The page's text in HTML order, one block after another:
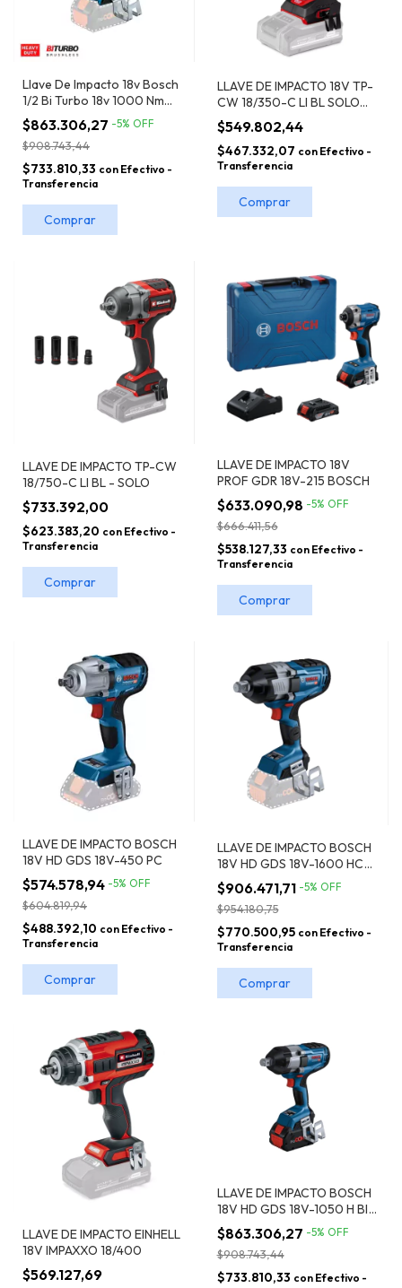
Llave De Impacto 18v Bosch
1/2 Bi Turbo 18v 1000 Nm
Gds 18v-1000 Sb S/bat
$863.306,27 -5% OFF
$908.743,44
$733.810,33 con Efectivo -
Transferencia
LLAVE DE IMPACTO 18V TP-
CW 18/350-C LI BL SOLO
EINHELL
$549.802,44
$467.332,07 con Efectivo -
Transferencia
LLAVE DE IMPACTO TP-CW
18/750-C LI BL - SOLO
$733.392,00
$623.383,20 con Efectivo -
Transferencia
LLAVE DE IMPACTO 18V
PROF GDR 18V-215 BOSCH
$633.090,98 -5% OFF
$666.411,56
$538.127,33 con Efectivo -
Transferencia
LLAVE DE IMPACTO BOSCH
18V HD GDS 18V-450 PC
$574.578,94 -5% OFF
$604.819,94
$488.392,10 con Efectivo -
Transferencia
LLAVE DE IMPACTO BOSCH
18V HD GDS 18V-1600 HC
BT
$906.471,71 -5% OFF
$954.180,75
$770.500,95 con Efectivo -
Transferencia
LLAVE DE IMPACTO EINHELL
18V IMPAXXO 18/400
$569.127,69
LLAVE DE IMPACTO BOSCH
18V HD GDS 18V-1050 H BI
TURBO S/BAT
$863.306,27 -5% OFF
$908.743,44
$733.810,33 con Efectivo -